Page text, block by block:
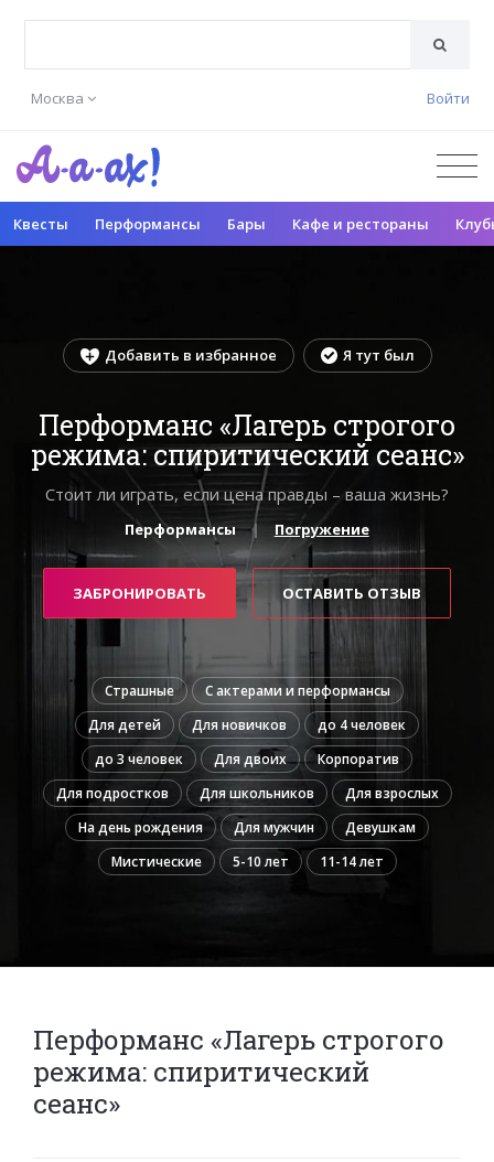
Москва Войти
Квесты Перформансы Бары Кафе и рестораны
Добавить в избранное Я тут был
Перформанс «Лагерь строгого
режима: спиритический сеанс»
Стоит ли играть, если цена правды – ваша жизнь?
Перформансы Погружение
ЗАБРОНИРОВАТЬ ОСТАВИТЬ ОТЗЫВ
Страшные
С актерами и перформансы
Для детей
Для новичков
до 4 человек
до 3 человек
Для двоих
Корпоратив
Для подростков
Для школьников
Для взрослых
На день рождения
Для мужчин
Девушкам
Мистические
5-10 лет 11-14 лет
Перформанс «Лагерь строгого
режима: спиритический
сеанс»